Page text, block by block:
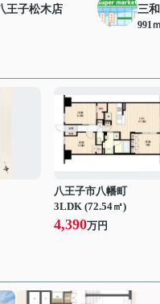
王子松木店 三
991
八王子市八幡町
3LDK (72.54㎡)
4,390万円